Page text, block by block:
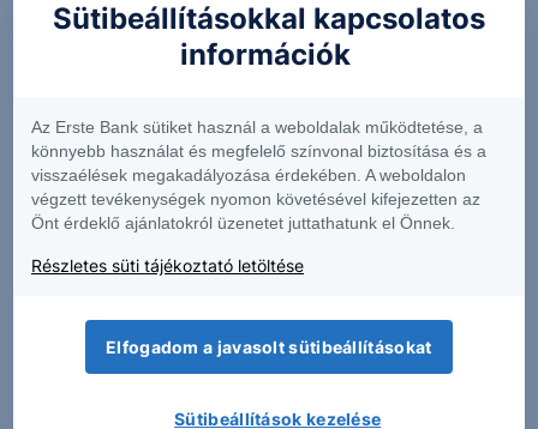
Higgy magadban és indíts Erste Future
befektetést!
Érdekel
Sütibeállításokkal kapcsolatos
információk
Az Erste Bank sütiket használ a weboldalak működtetése, a
könnyebb használat és megfelelő színvonal biztosítása és a
visszaélések megakadályozása érdekében. A weboldalon
végzett tevékenységek nyomon követésével kifejezetten az
Önt érdeklő ajánlatokról üzenetet juttathatunk el Önnek.
Részletes süti tájékoztató letöltése
Elfogadom a javasolt sütibeállításokat
Sütibeállítások kezelése